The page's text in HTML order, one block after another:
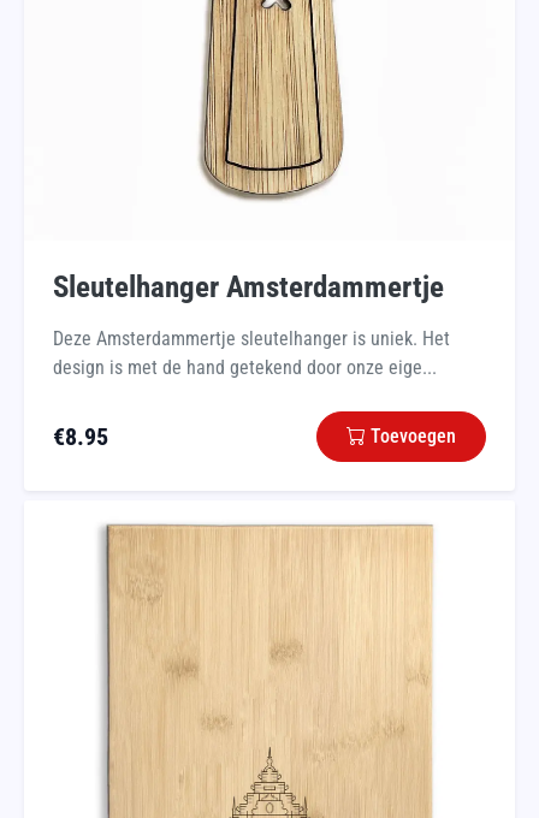
Sleutelhanger Amsterdammertje
Deze Amsterdammertje sleutelhanger is uniek. Het
design is met de hand getekend door onze eige...
€8.95 Toevoegen